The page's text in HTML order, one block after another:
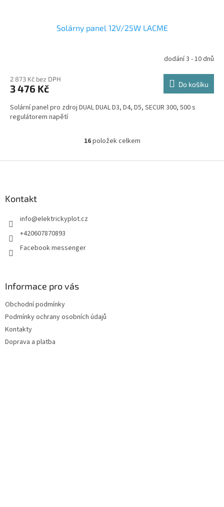
Solárny panel 12V/25W LACME
dodání 3 - 10 dnů
2 873 Kč bez DPH
3 476 Kč Do košíku
Solární panel pro zdroj DUAL DUAL D3, D4, D5, SECUR 300, 500 s
regulátorem napětí
O
l
16položek celkem
Kontakt
info@elektrickyplot.cz
+420607870893
Facebook messenger
Informace pro vás
Obchodní podmínky
Podmínky ochrany osobních údajů
Kontakty
Doprava a platba